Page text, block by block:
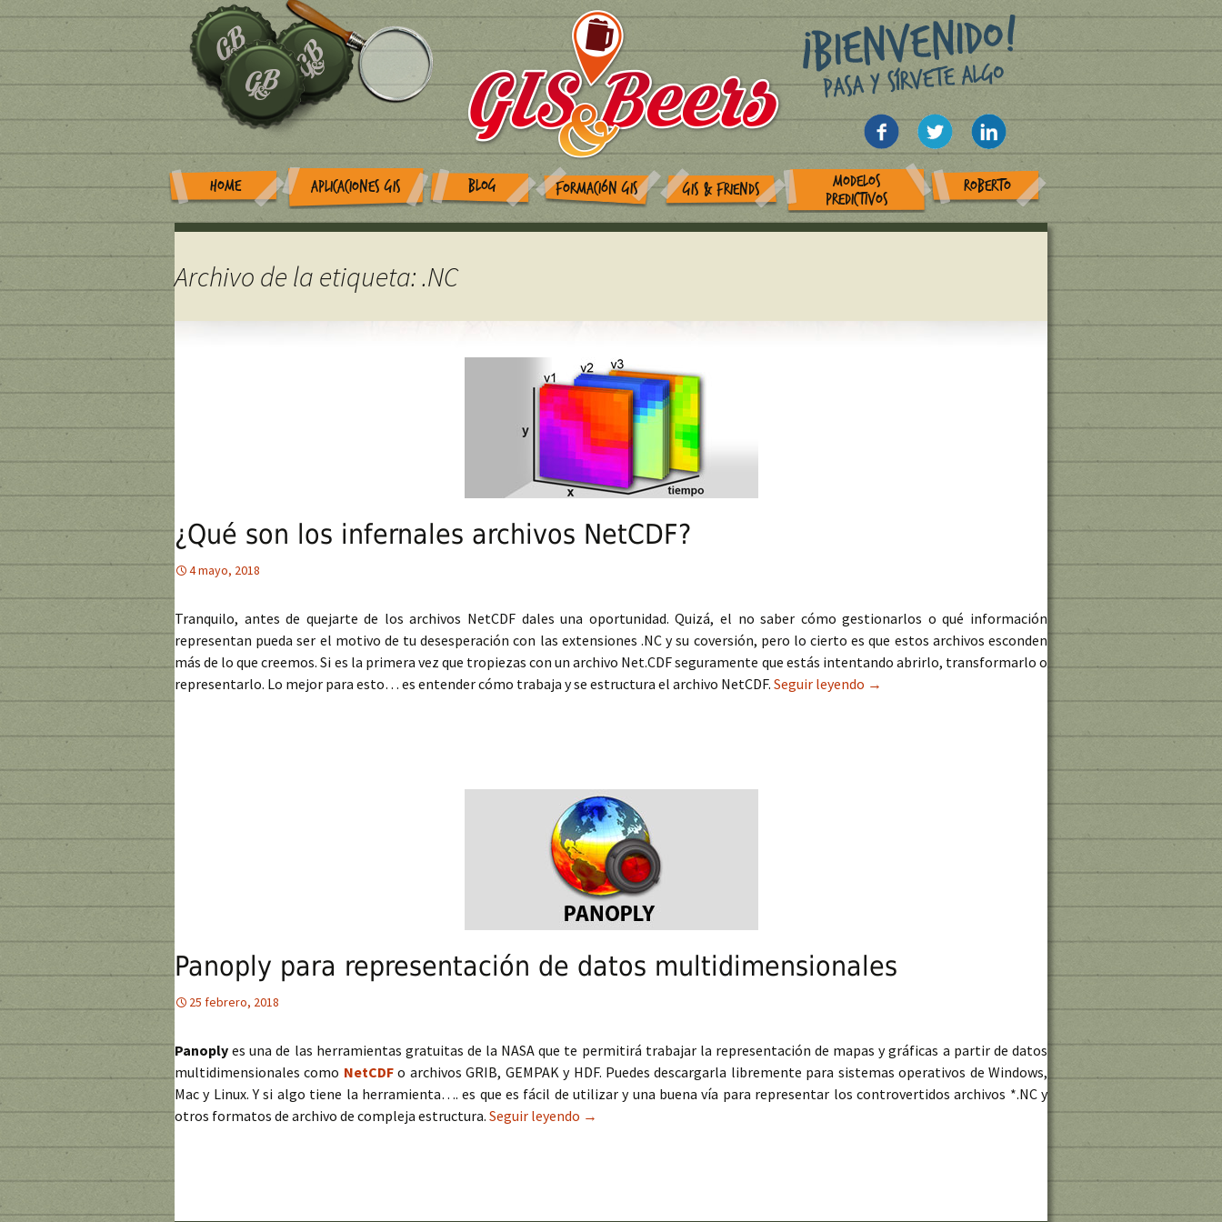
HOME APLICACIONES GIS BLOG FORMACIÓN GIS GIS & FRIENDS
MODELOS
PREDICTIVOS
ROBERTO
Archivo de la etiqueta: .NC
¿Qué son los infernales archivos NetCDF?
4 mayo, 2018
Tranquilo, antes de quejarte de los archivos NetCDF dales una oportunidad. Quizá, el no saber cómo gestionarlos o qué información
representan pueda ser el motivo de tu desesperación con las extensiones .NC y su coversión, pero lo cierto es que estos archivos esconden
más de lo que creemos. Si es la primera vez que tropiezas con un archivo Net.CDF seguramente que estás intentando abrirlo, transformarlo o
representarlo. Lo mejor para esto… es entender cómo trabaja y se estructura el archivo NetCDF. Seguir leyendo ¿Qué son los infernales archivos NetCDF?
→
Panoply para representación de datos multidimensionales
25 febrero, 2018
Panoply es una de las herramientas gratuitas de la NASA que te permitirá trabajar la representación de mapas y gráficas a partir de datos
multidimensionales como NetCDF o archivos GRIB, GEMPAK y HDF. Puedes descargarla libremente para sistemas operativos de Windows,
Mac y Linux. Y si algo tiene la herramienta…. es que es fácil de utilizar y una buena vía para representar los controvertidos archivos *.NC y
otros formatos de archivo de compleja estructura. Seguir leyendo Panoply para representación de datos multidimensionales
→